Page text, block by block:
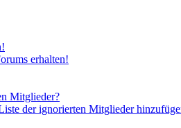
erhalten!
Mitglieder?
der ignorierten Mitglieder